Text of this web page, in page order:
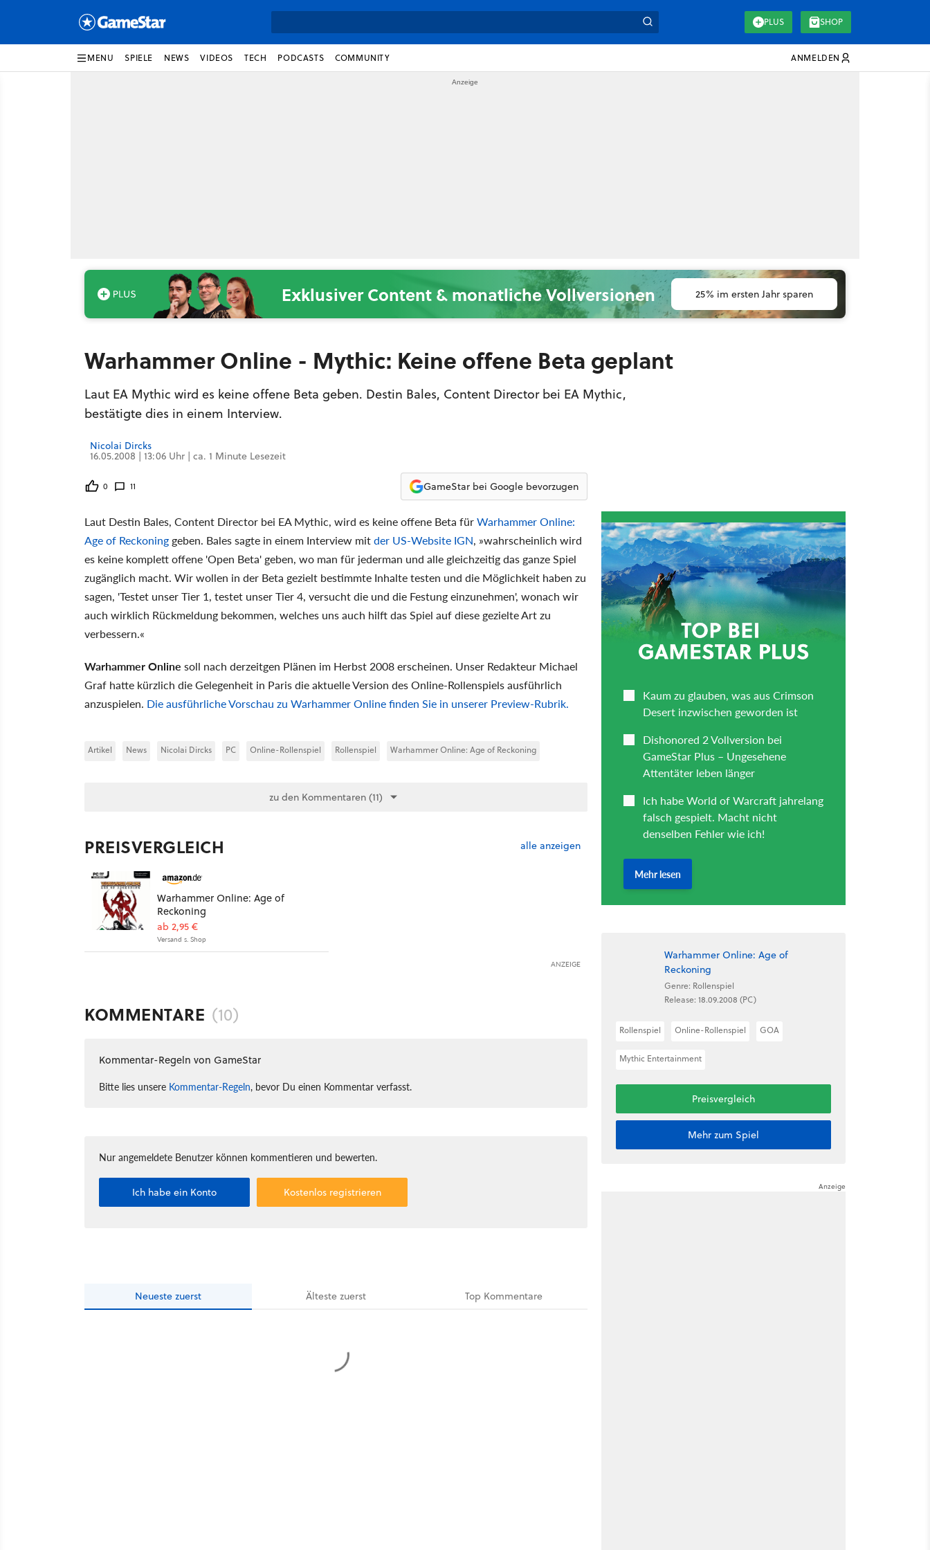
PLUS SHOP
MENU SPIELE NEWS VIDEOS TECH PODCASTS COMMUNITY ANMELDEN
Exklusiver Content & monatliche Vollversionen 25% im ersten Jahr sparen
Warhammer Online - Mythic: Keine offene Beta geplant
Laut EA Mythic wird es keine offene Beta geben. Destin Bales, Content Director bei EA Mythic,
bestätigte dies in einem Interview.
Nicolai Dircks
16.05.2008 | 13:06 Uhr | ca. 1 Minute Lesezeit
0 11 GameStar bei Google bevorzugen
Laut Destin Bales, Content Director bei EA Mythic, wird es keine offene Beta fürWarhammer Online:
Age of Reckoning geben. Bales sagte in einem Interview mitder US-Website IGN, »wahrscheinlich wird
es keine komplett offene 'Open Beta' geben, wo man für jederman und alle gleichzeitig das ganze Spiel
zugänglich macht. Wir wollen in der Beta gezielt bestimmte Inhalte testen und die Möglichkeit haben zu
sagen, 'Testet unser Tier 1, testet unser Tier 4, versucht die und die Festung einzunehmen', wonach wir
auch wirklich Rückmeldung bekommen, welches uns auch hilft das Spiel auf diese gezielte Art zu
verbessern.«
Warhammer Online soll nach derzeitgen Plänen im Herbst 2008 erscheinen. Unser Redakteur Michael
Graf hatte kürzlich die Gelegenheit in Paris die aktuelle Version des Online-Rollenspiels ausführlich
anzuspielen. Die ausführliche Vorschau zu Warhammer Online finden Sie in unserer Preview-Rubrik.
Artikel News Nicolai Dircks PC Online-Rollenspiel Rollenspiel Warhammer Online: Age of Reckoning
zu den Kommentaren (11)
PREISVERGLEICH alle anzeigen
Warhammer Online: Age of
Reckoning
ab 2,95 €
Versand s. Shop
ANZEIGE
KOMMENTARE (10)
Kommentar-Regeln von GameStar
Bitte lies unsere Kommentar-Regeln, bevor Du einen Kommentar verfasst.
Nur angemeldete Benutzer können kommentieren und bewerten.
Ich habe ein Konto Kostenlos registrieren
Neueste zuerst Ältestezuerst Top Kommentare
Warhammer Online: Age of
Reckoning
Genre: Rollenspiel
Release: 18.09.2008 (PC)
Rollenspiel Online-Rollenspiel GOA
Mythic Entertainment
Preisvergleich
Mehr zum Spiel